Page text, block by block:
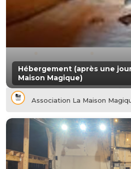
Hébergement (après une
Maison Magique)
Association La Maison